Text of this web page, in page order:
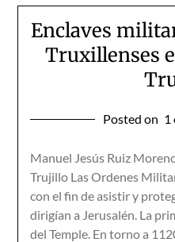
Enclaves
Truxillenses
Posted on 1
Manuel Jesús Ruiz
Trujillo Las Ordenes
con el fin de asistir y
dirigían a Jerusalén. La
del Temple. En torno a